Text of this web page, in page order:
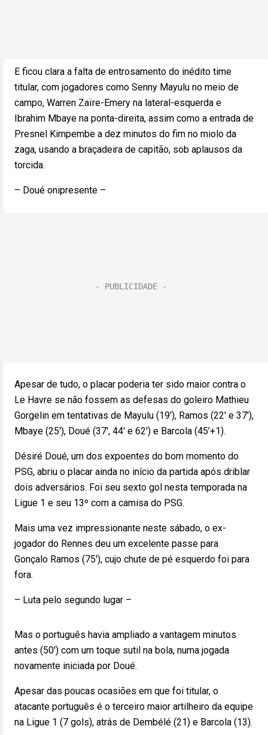
E ficou clara a falta de entrosamento do inédito time
titular, com jogadores como Senny Mayulu no meio de
campo, Warren Zaïre-Emery na lateral-esquerda e
Ibrahim Mbaye na ponta-direita, assim como a entrada de
Presnel Kimpembe a dez minutos do fim no miolo da
zaga, usando a braçadeira de capitão, sob aplausos da
torcida.
– Doué onipresente –
Apesar de tudo, o placar poderia ter sido maior contra o
Le Havre se não fossem as defesas do goleiro Mathieu
Gorgelin em tentativas de Mayulu (19′), Ramos (22′ e 37′),
Mbaye (25′), Doué (37′, 44′ e 62′) e Barcola (45’+1).
Désiré Doué, um dos expoentes do bom momento do
PSG, abriu o placar ainda no início da partida após driblar
dois adversários. Foi seu sexto gol nesta temporada na
Ligue 1 e seu 13º com a camisa do PSG.
Mais uma vez impressionante neste sábado, o ex-
jogador do Rennes deu um excelente passe para
Gonçalo Ramos (75′), cujo chute de pé esquerdo foi para
fora.
– Luta pelo segundo lugar –
Mas o português havia ampliado a vantagem minutos
antes (50′) com um toque sutil na bola, numa jogada
novamente iniciada por Doué.
Apesar das poucas ocasiões em que foi titular, o
atacante português é o terceiro maior artilheiro da equipe
na Ligue 1 (7 gols), atrás de Dembélé (21) e Barcola (13).